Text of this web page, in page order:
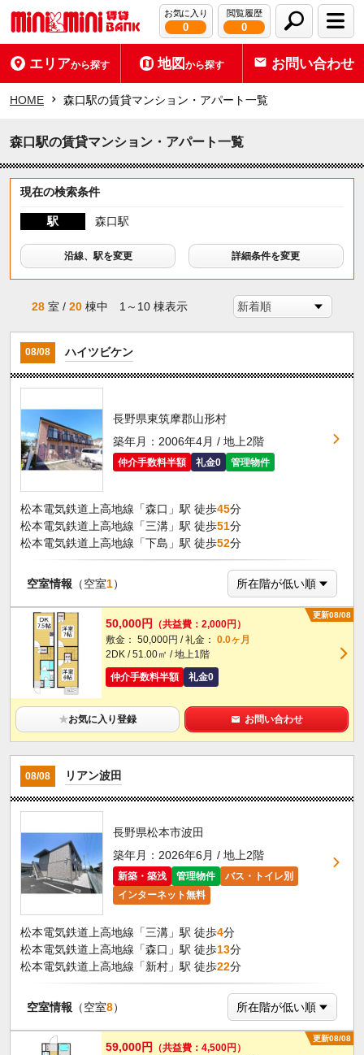
お気に入り
0
閲覧履歴
0
エリアから探す 地図から探す お問い合わせ
HOME 森口駅の賃貸マンション・アパート一覧
森口駅の賃貸マンション・アパート一覧
現在の検索条件
駅 森口駅
沿線、駅を変更 詳細条件を変更
28 室 /20 棟中 1～10 棟表示
08/08 ハイツビケン
長野県東筑摩郡山形村
築年月：2006年4月 / 地上2階
仲介手数料半額 礼金0 管理物件
松本電気鉄道上高地線「森口」駅 徒歩45分
松本電気鉄道上高地線「三溝」駅 徒歩51分
松本電気鉄道上高地線「下島」駅 徒歩52分
空室情報 （空室1）
更新08/08
50,000円
（共益費：2,000円）
敷金： 50,000円 / 礼金： 0.0ヶ月
2DK / 51.00㎡ / 地上1階
仲介手数料半額
礼金0
★お気に入り登録 お問い合わせ
08/08 リアン波田
長野県松本市波田
築年月：2026年6月 / 地上2階
新築・築浅 管理物件
バス・トイレ別
インターネット無料
松本電気鉄道上高地線「三溝」駅 徒歩4分
松本電気鉄道上高地線「森口」駅 徒歩13分
松本電気鉄道上高地線「新村」駅 徒歩22分
空室情報 （空室8）
更新08/08
59,000円
（共益費：4,500円）